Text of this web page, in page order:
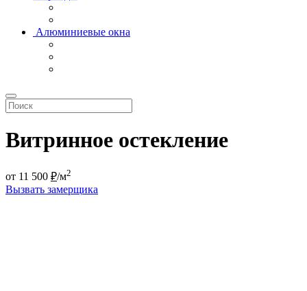
Алюминиевые окна
Витринное остекление
от 11 500 ₽/м2
Вызвать замерщика